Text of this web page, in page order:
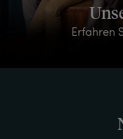
Erfahren